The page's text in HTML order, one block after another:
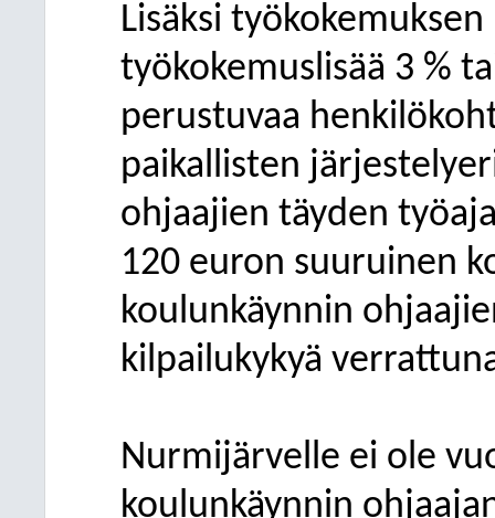
Lisäksi
työkokemuslisää 3 %
perustuvaa
paikallisten
ohjaajien täyden
120 euron suuruinen
koulunkäynnin
kilpailukykyä
Nurmijärvelle ei ole
koulunkäynnin